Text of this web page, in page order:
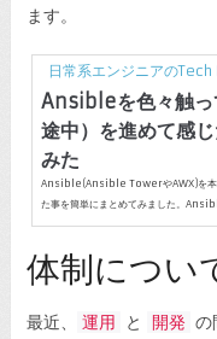
ます。
日常系エンジニアの
Ansibleを色々触っ
途中）を進めて感
みた
Ansible(Ansible TowerやAWX)を本
た事を簡単にまとめてみました。
最初見て聞いた時に感じた事は
ンフラ基盤に捉われない監視システム
度が高く簡単なスクリプトやプログラ
体制につい
最近、 運用 と 開発 の